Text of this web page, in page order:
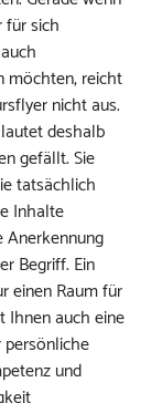
sich
möchten, reicht
nicht aus.
deshalb
gefällt. Sie
tatsächlich
Inhalte
Anerkennung
Begriff. Ein
einen Raum für
Ihnen auch eine
und